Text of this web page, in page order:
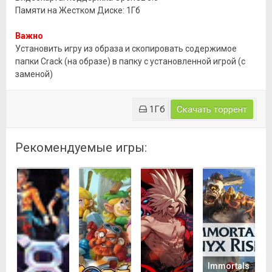
Памяти на Жестком Диске: 1Гб
Важно
Установить игру из образа и скопировать содержимое
папки Crack (на образе) в папку с установленной игрой (с
заменой)
1Гб Скачать торрент
Рекомендуемые игры:
Immortals